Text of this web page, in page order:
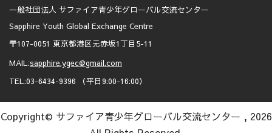
一般社団法人 サファイア青少年グローバル交流センター
Sapphire Youth Global Exchange Centre
〒107-0051 東京都港区元赤坂1丁目5-11
MAIL:sapphire.ygec@gmail.com
TEL:03-6434-9396 （平日9:00-16:00）
Copyright© サファイア青少年グローバル交流センター , 2026